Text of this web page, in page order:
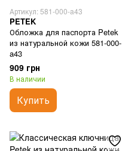
Артикул: 581-000-a43
PETEK
Обложка для паспорта Petek
из натуральной кожи 581-000-
a43
909 грн
В наличии
Купить